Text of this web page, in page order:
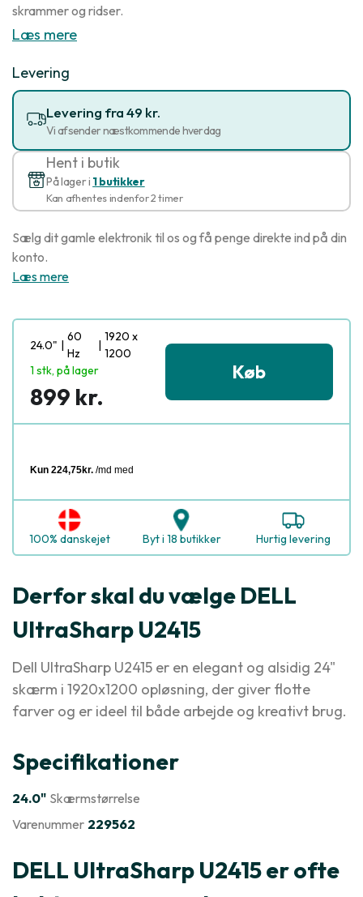
skrammer og ridser.
Læs mere
Levering
Levering fra 49 kr.
Vi afsender næstkommende hverdag
Hent i butik
På lager i 1 butikker
Kan afhentes indenfor 2 timer
Sælg dit gamle elektronik til os og få penge direkte ind på din
konto.
Læs mere
24.0" |
60
Hz
|
1920 x
1200
1 stk, på lager
899 kr.
Køb
100% danskejet Byt i 18 butikker Hurtig levering
Derfor skal du vælge DELL
UltraSharp U2415
Dell UltraSharp U2415 er en elegant og alsidig 24"
skærm i 1920x1200 opløsning, der giver flotte
farver og er ideel til både arbejde og kreativt brug.
Specifikationer
24.0" Skærmstørrelse
Varenummer 229562
DELL UltraSharp U2415 er ofte